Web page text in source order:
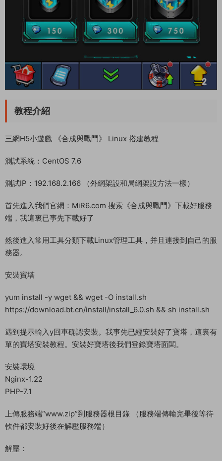
教程介紹
三網H5小遊戲 《合成與戰鬥》 Linux 搭建教程
測試系統：CentOS 7.6
測試IP：192.168.2.166 （外網架設和局網架設方法一樣）
首先進入我們官網：MiR6.com 搜索《合成與戰鬥》下載好服務
端，我這裏已事先下載好了
然後進入常用工具分類下載Linux管理工具，并且連接到自己的服
務器。
安裝寶塔
yum install -y wget && wget -O install.sh
https://download.bt.cn/install/install_6.0.sh && sh install.sh
遇到提示輸入y回車确認安裝。我事先已經安裝好了寶塔，這裏有
單的寶塔安裝教程。安裝好寶塔後我們登錄寶塔面闆。
安裝環境
Nginx-1.22
PHP-7.1
上傳服務端“www.zip”到服務器根目錄 （服務端傳輸完畢後等待
軟件都安裝好後在解壓服務端）
解壓：